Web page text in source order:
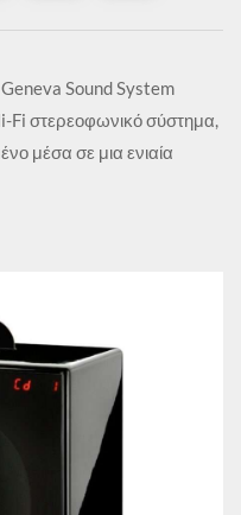
Sound System
Fi στερεοφωνικό σύστημα,
μέσα σε μια ενιαία